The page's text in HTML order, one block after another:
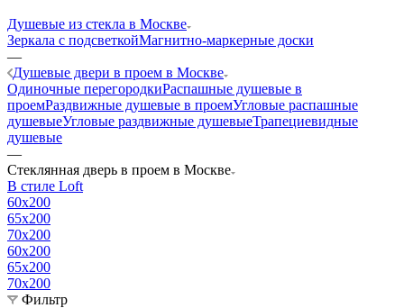
Душевые из стекла в Москве
Зеркала с подсветкойМагнитно-маркерные доски
—
Душевые двери в проем в Москве
Одиночные перегородкиРаспашные душевые в
проемРаздвижные душевые в проемУгловые распашные
душевыеУгловые раздвижные душевыеТрапециевидные
душевые
—
Стеклянная дверь в проем в Москве
В стиле Loft
60x200
65x200
70x200
60x200
65x200
70x200
Фильтр